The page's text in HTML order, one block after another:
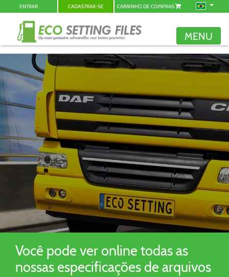
ENTRAR CADASTRAR-SE CARRINHO DE COMPRAS
MENU
Você pode ver online todas as
nossas especificações de arquivos